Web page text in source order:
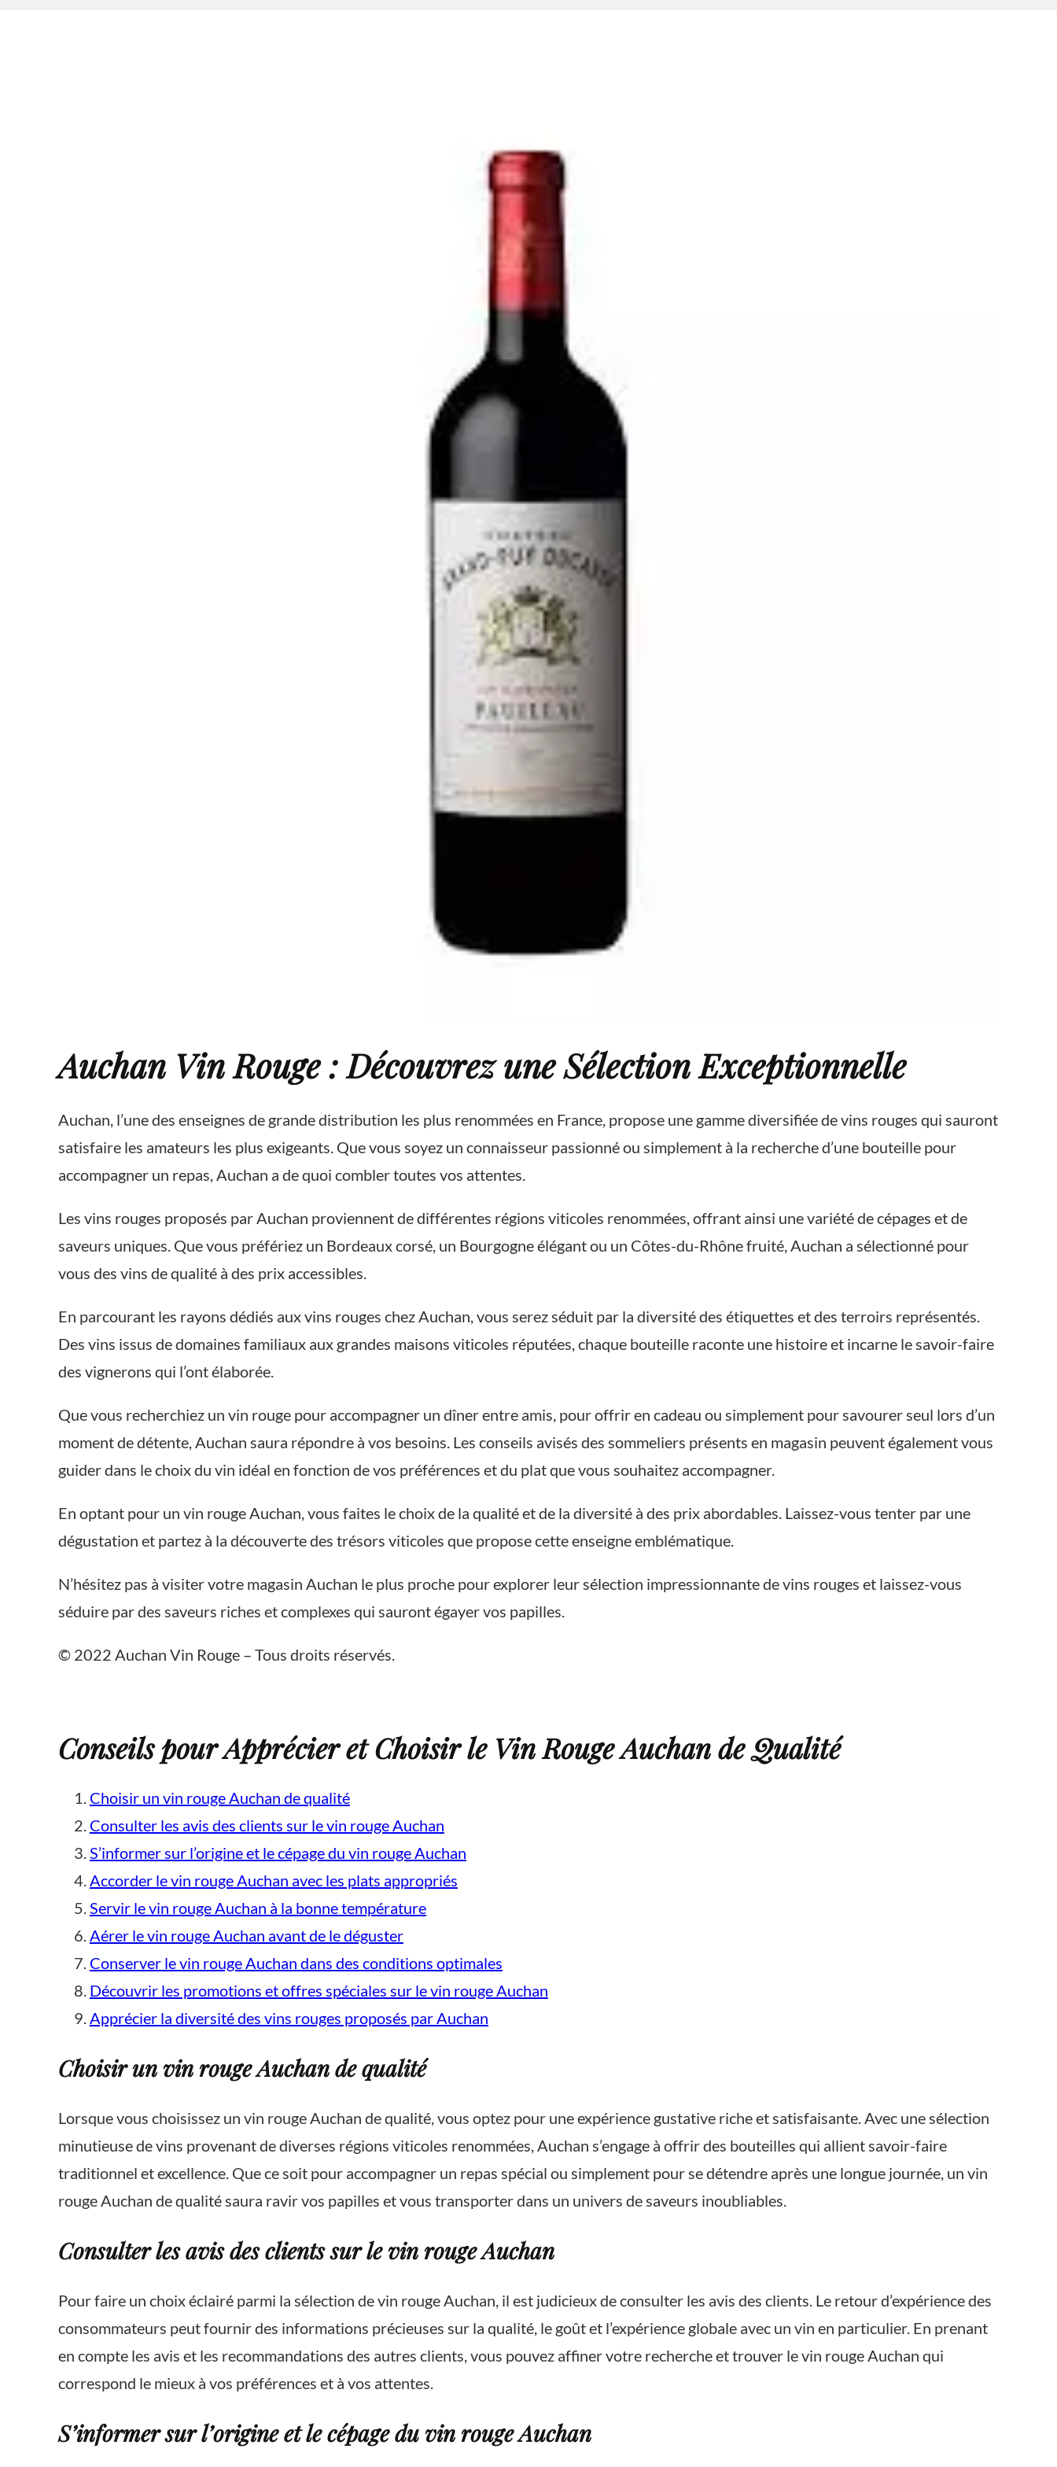
Auchan Vin Rouge : Découvrez une Sélection Exceptionnelle
Auchan, l’une des enseignes de grande distribution les plus renommées en France, propose une gamme diversifiée de vins rouges qui sauront
satisfaire les amateurs les plus exigeants. Que vous soyez un connaisseur passionné ou simplement à la recherche d’une bouteille pour
accompagner un repas, Auchan a de quoi combler toutes vos attentes.
Les vins rouges proposés par Auchan proviennent de différentes régions viticoles renommées, offrant ainsi une variété de cépages et de
saveurs uniques. Que vous préfériez un Bordeaux corsé, un Bourgogne élégant ou un Côtes-du-Rhône fruité, Auchan a sélectionné pour
vous des vins de qualité à des prix accessibles.
En parcourant les rayons dédiés aux vins rouges chez Auchan, vous serez séduit par la diversité des étiquettes et des terroirs représentés.
Des vins issus de domaines familiaux aux grandes maisons viticoles réputées, chaque bouteille raconte une histoire et incarne le savoir-faire
des vignerons qui l’ont élaborée.
Que vous recherchiez un vin rouge pour accompagner un dîner entre amis, pour offrir en cadeau ou simplement pour savourer seul lors d’un
moment de détente, Auchan saura répondre à vos besoins. Les conseils avisés des sommeliers présents en magasin peuvent également vous
guider dans le choix du vin idéal en fonction de vos préférences et du plat que vous souhaitez accompagner.
En optant pour un vin rouge Auchan, vous faites le choix de la qualité et de la diversité à des prix abordables. Laissez-vous tenter par une
dégustation et partez à la découverte des trésors viticoles que propose cette enseigne emblématique.
N’hésitez pas à visiter votre magasin Auchan le plus proche pour explorer leur sélection impressionnante de vins rouges et laissez-vous
séduire par des saveurs riches et complexes qui sauront égayer vos papilles.
© 2022 Auchan Vin Rouge – Tous droits réservés.
Conseils pour Apprécier et Choisir le Vin Rouge Auchan de Qualité
Choisir un vin rouge Auchan de qualité
Consulter les avis des clients sur le vin rouge Auchan
S’informer sur l’origine et le cépage du vin rouge Auchan
Accorder le vin rouge Auchan avec les plats appropriés
Servir le vin rouge Auchan à la bonne température
Aérer le vin rouge Auchan avant de le déguster
Conserver le vin rouge Auchan dans des conditions optimales
Découvrir les promotions et offres spéciales sur le vin rouge Auchan
Apprécier la diversité des vins rouges proposés par Auchan
Choisir un vin rouge Auchan de qualité
Lorsque vous choisissez un vin rouge Auchan de qualité, vous optez pour une expérience gustative riche et satisfaisante. Avec une sélection
minutieuse de vins provenant de diverses régions viticoles renommées, Auchan s’engage à offrir des bouteilles qui allient savoir-faire
traditionnel et excellence. Que ce soit pour accompagner un repas spécial ou simplement pour se détendre après une longue journée, un vin
rouge Auchan de qualité saura ravir vos papilles et vous transporter dans un univers de saveurs inoubliables.
Consulter les avis des clients sur le vin rouge Auchan
Pour faire un choix éclairé parmi la sélection de vin rouge Auchan, il est judicieux de consulter les avis des clients. Le retour d’expérience des
consommateurs peut fournir des informations précieuses sur la qualité, le goût et l’expérience globale avec un vin en particulier. En prenant
en compte les avis et les recommandations des autres clients, vous pouvez affiner votre recherche et trouver le vin rouge Auchan qui
correspond le mieux à vos préférences et à vos attentes.
S’informer sur l’origine et le cépage du vin rouge Auchan